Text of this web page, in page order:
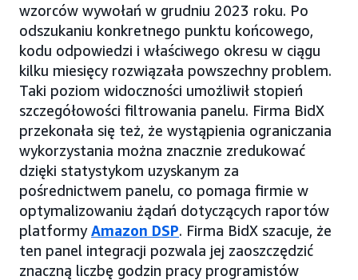
wzorców wywołań w grudniu 2023 roku. Po
odszukaniu konkretnego punktu końcowego,
kodu odpowiedzi i właściwego okresu w ciągu
kilku miesięcy rozwiązała powszechny problem.
Taki poziom widoczności umożliwił stopień
szczegółowości filtrowania panelu. Firma BidX
przekonała się też, że wystąpienia ograniczania
wykorzystania można znacznie zredukować
dzięki statystykom uzyskanym za
pośrednictwem panelu, co pomaga firmie w
optymalizowaniu żądań dotyczących raportów
platformyAmazon DSP. Firma BidX szacuje, że
ten panel integracji pozwala jej zaoszczędzić
znaczną liczbę godzin pracy programistów